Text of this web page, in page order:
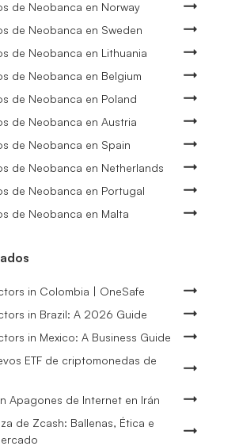
de Neobanca en Norway
de Neobanca en Sweden
de Neobanca en Lithuania
de Neobanca en Belgium
de Neobanca en Poland
de Neobanca en Austria
de Neobanca en Spain
de Neobanca en Netherlands
de Neobanca en Portugal
de Neobanca en Malta
in Colombia | OneSafe
in Brazil: A 2026 Guide
in Mexico: A Business Guide
ETF de criptomonedas de
Apagones de Internet en Irán
de Zcash: Ballenas, Ética e